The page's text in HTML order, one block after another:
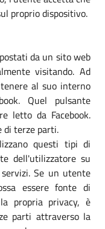
proprio dispositivo.
da un sito web
visitando. Ad
al suo interno
Quel pulsante
letto da Facebook.
di terze parti.
questi tipi di
dell'utilizzatore su
Se un utente
essere fonte di
propria privacy, è
parti attraverso la